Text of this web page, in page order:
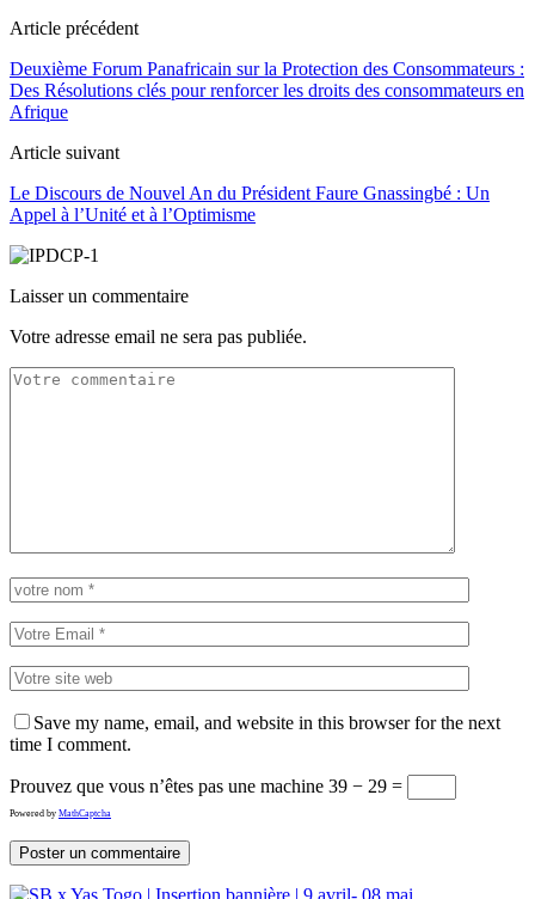
Article précédent
Deuxième Forum Panafricain sur la Protection des Consommateurs :
Des Résolutions clés pour renforcer les droits des consommateurs en
Afrique
Article suivant
Le Discours de Nouvel An du Président Faure Gnassingbé : Un
Appel à l’Unité et à l’Optimisme
Laisser un commentaire
Votre adresse email ne sera pas publiée.
Save my name, email, and website in this browser for the next
time I comment.
Prouvez que vous n’êtes pas une machine 39 − 29 =
Powered by MathCaptcha